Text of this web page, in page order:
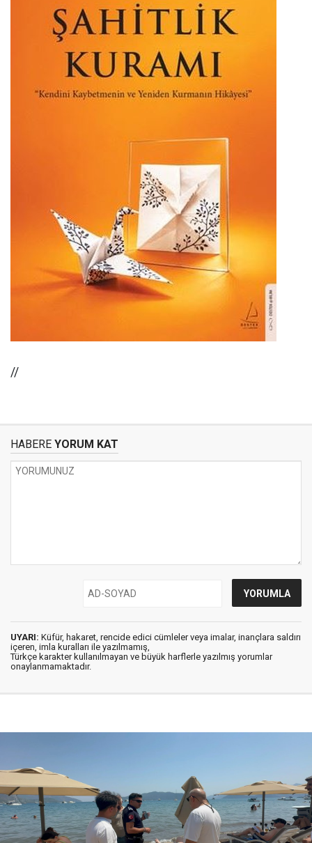
//
HABERE YORUM KAT
UYARI: Küfür, hakaret, rencide edici cümleler veya imalar, inançlara saldırı
içeren, imla kuralları ile yazılmamış,
Türkçe karakter kullanılmayan ve büyük harflerle yazılmış yorumlar
onaylanmamaktadır.